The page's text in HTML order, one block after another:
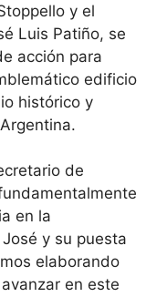
y el
Luis Patiño, se
acción para
edificio
histórico y
de
en la
y su puesta
elaborando
en este